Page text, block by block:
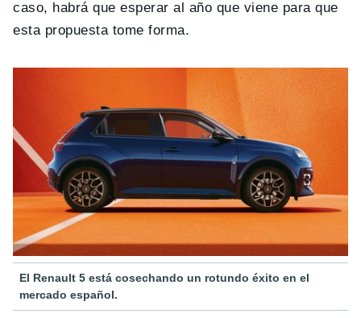
caso, habrá que esperar al año que viene para que
esta propuesta tome forma.
El Renault 5 está cosechando un rotundo éxito en el
mercado español.